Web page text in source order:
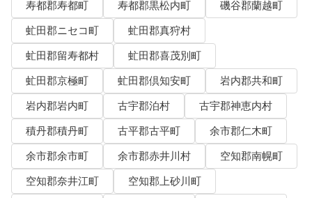
寿都郡寿都町
寿都郡黒松内町
磯谷郡蘭越町
虻田郡ニセコ町
虻田郡真狩村
虻田郡留寿都村
虻田郡喜茂別町
虻田郡京極町
虻田郡倶知安町
岩内郡共和町
岩内郡岩内町
古宇郡泊村
古宇郡神恵内村
積丹郡積丹町
古平郡古平町
余市郡仁木町
余市郡余市町
余市郡赤井川村
空知郡南幌町
空知郡奈井江町
空知郡上砂川町